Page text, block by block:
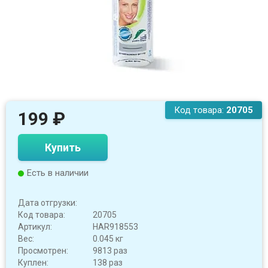
Код товара: 20705
199 ₽
Купить
Есть в наличии
Дата отгрузки:
Код товара:
20705
Артикул:
HAR918553
Вес:
0.045 кг
Просмотрен:
9813 раз
Куплен:
138 раз